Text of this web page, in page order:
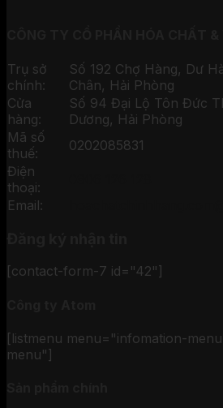
Trụ sở
chính:
Số 192 Chợ Hàng, Dư
Chân, Hải Phòng
Cửa
hàng:
Số 94 Đại Lộ Tôn Đức
Dương, Hải Phòng
Mã số
thuế:
0202085831
Điện
thoại:
Email:
[contact-form-7 id="42"]
[listmenu menu="infomation-
menu"]